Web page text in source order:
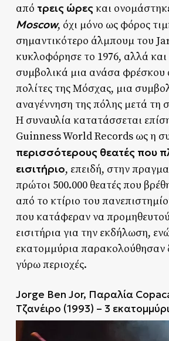
από τρεις ώρεςκαι
Moscow, όχι μόνο ως φόρος
σημαντικότερο άλμπουμ του
κυκλοφόρησε το 1976, αλλά και
συμβολικά μια ανάσα φρέσκου
πολίτες της Μόσχας, μια
αναγέννηση της πόλης μετά τη
Η συναυλία κατατάσσεται
Guinness World Records ως η
περισσότερους θεατές που
εισιτήριο, επειδή, στην
πρώτοι 500.000 θεατές που
από το κτίριο του
που κατάφεραν να
εισιτήρια για την εκδήλωση,
εκατομμύρια παρακολούθησαν
γύρω περιοχές.
Jorge Ben Jor, Παραλία
Τζανέιρο (1993) – 3